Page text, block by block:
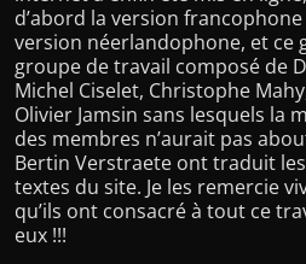
d’abord la version
version néerlandophone, et ce
groupe de travail composé de
Michel Ciselet, Christophe
Olivier Jamsin sans lesquels la
des membres n’aurait pas
Bertin Verstraete ont traduit
textes du site. Je les remercie
qu’ils ont consacré à tout ce
eux !!!